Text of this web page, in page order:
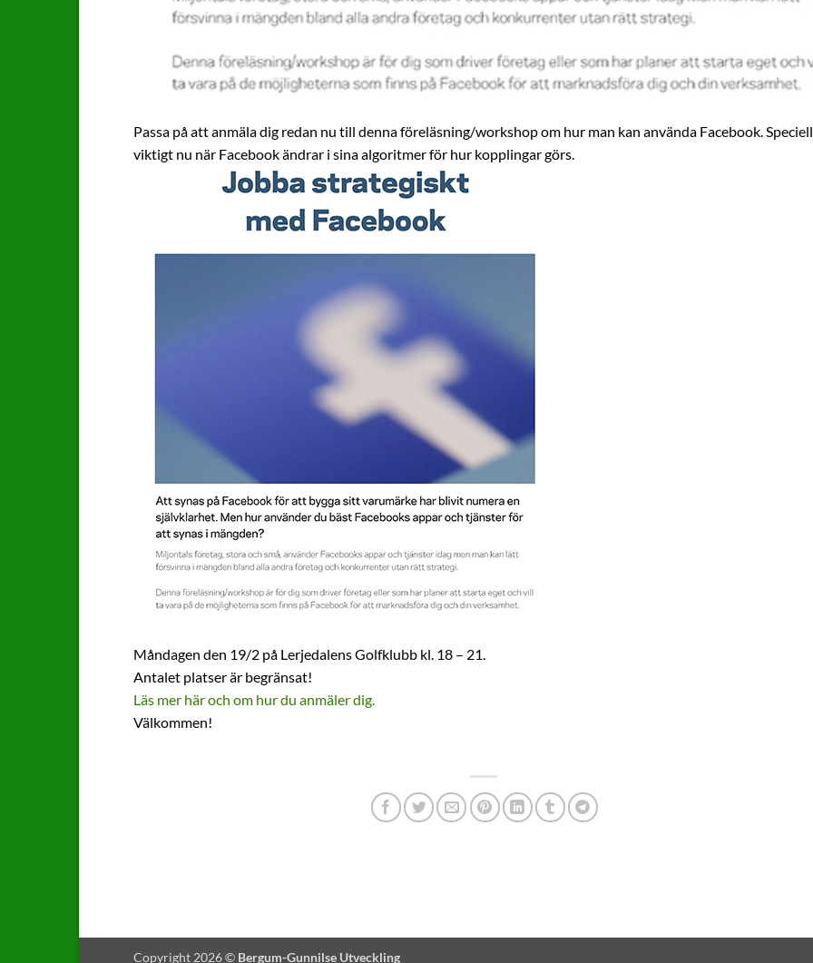
Passa på att anmäla dig redan nu till denna föreläsning/workshop om hur man kan använda Facebook.
viktigt nu när Facebook ändrar i sina algoritmer för hur kopplingar görs.
Måndagen den 19/2 på Lerjedalens Golfklubb kl. 18 – 21.
Antalet platser är begränsat!
Läs mer här och om hur du anmäler dig.
Välkommen!
Copyright 2026 © Bergum-Gunnilse Utveckling